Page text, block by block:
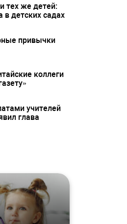
тех же детей:
в детских садах
привычки
коллеги
учителей
глава